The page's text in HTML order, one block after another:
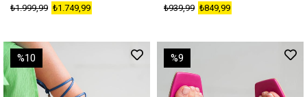
₺1.749,99
₺1.999,99
₺849,99
₺939,99
%10 %9